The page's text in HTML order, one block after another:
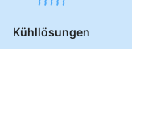
Kühllösungen